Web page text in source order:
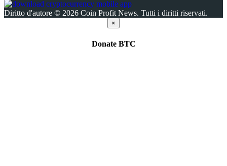
Diritto d'autore © 2026 Coin Profit News. Tutti i diritti riservati.
×
Donate BTC